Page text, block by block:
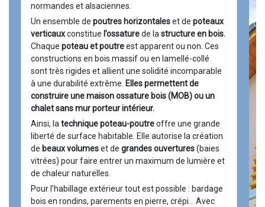
normandes et alsaciennes.
Un ensemble de poutres horizontaleset de poteaux
verticauxconstitue l’ossaturede la structure en bois.
Chaque poteau et poutreest apparent ou non. Ces
constructions en bois massif ou en lamellé-collé
sont très rigides et allient une solidité incomparable
à une durabilité extrême. Elles permettent de
construire une maison ossature bois (MOB) ou un
chalet sans mur porteur intérieur.
Ainsi, la technique poteau-poutreoffre une grande
liberté de surface habitable. Elle autorise la création
de beaux volumeset de grandes ouvertures(baies
vitrées) pour faire entrer un maximum de lumière et
de chaleur naturelles.
Pour l’habillage extérieur tout est possible : bardage
bois en rondins, parements en pierre, crépi… Avec